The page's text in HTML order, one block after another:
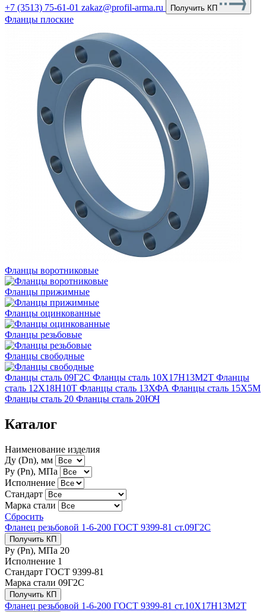
+7 (3513) 75-61-01 zakaz@profil-arma.ru Получить КП
Фланцы плоские
Фланцы воротниковые
Фланцы прижимные
Фланцы оцинкованные
Фланцы резьбовые
Фланцы свободные
Фланцы сталь 09Г2С Фланцы сталь 10Х17Н13М2Т Фланцы
сталь 12Х18Н10Т Фланцы сталь 13ХФА Фланцы сталь 15Х5М
Фланцы сталь 20 Фланцы сталь 20ЮЧ
Каталог
Наименование изделия
Ду (Dn), мм
Ру (Рn), МПа
Исполнение
Стандарт
Марка стали
Сбросить
Фланец резьбовой 1-6-200 ГОСТ 9399-81 ст.09Г2С
Получить КП
Ру (Рn), МПа 20
Исполнение 1
Стандарт ГОСТ 9399-81
Марка стали 09Г2С
Получить КП
Фланец резьбовой 1-6-200 ГОСТ 9399-81 ст.10Х17Н13М2Т